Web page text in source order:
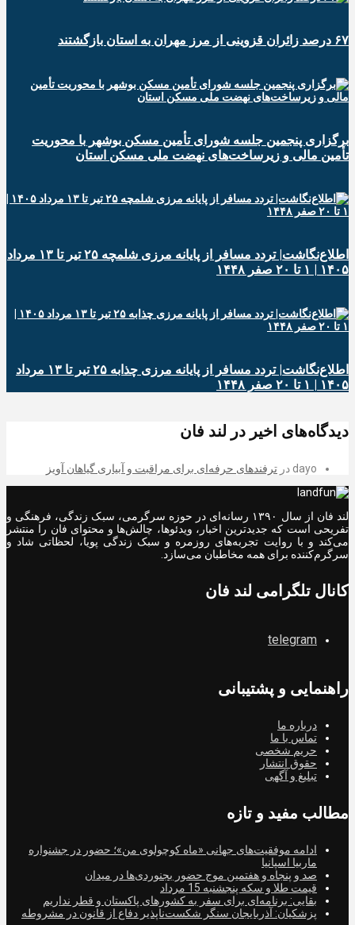
۶۷ درصد زائران قزوینی از مرز مهران به استان بازگشتند
برگزاری پنجمین جلسه شورای تأمین مسکن بوشهر با محوریت
تأمین مالی و زیرساخت‌های نهضت ملی مسکن استان
اطلاع‌نگاشت| تردد مسافر از پایانه‌ مرزی شلمچه ۲۵ تیر تا ۱۳ مرداد
۱۴۰۵ | ۱ تا ۲۰ صفر ۱۴۴۸
اطلاع‌نگاشت| تردد مسافر از پایانه‌ مرزی چذابه ۲۵ تیر تا ۱۳ مرداد
۱۴۰۵ | ۱ تا ۲۰ صفر ۱۴۴۸
دیدگاه‌های اخیر در لند فان
dayo در ترفندهای حرفه‌ای برای مراقبت و آبیاری گیاهان آویز
لند فان از سال ۱۳۹۰ رسانه‌ای در حوزه سرگرمی، سبک زندگی، فرهنگی و
تفریحی است که جدیدترین اخبار، ویدئوها، چالش‌ها و محتوای فان را منتشر
می‌کند و با روایت تجربه‌های روزمره و سبک زندگی پویا، لحظاتی شاد و
سرگرم‌کننده برای همه مخاطبان می‌سازد.
کانال تلگرامی لند فان
telegram
راهنمایی و پشتیبانی
درباره ما
تماس با ما
حریم شخصی
حقوق انتشار
تبلیغ و آگهی
مطالب مفید و تازه
ادامه موفقیت‌های جهانی «ماه کوچولوی من»؛ حضور در جشنواره
ماربیا اسپانیا
صد و پنجاه و هفتمین موج حضور بجنوردی‌ها در میدان
قیمت طلا و سکه پنجشنبه 15 مرداد
بقایی: برنامه‌ای برای سفر به کشورهای پاکستان و قطر نداریم
پزشکیان: آذربایجان سنگر شکست‌ناپذیر دفاع از قانون در مشروطه